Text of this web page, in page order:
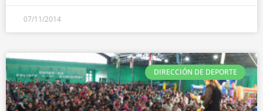
07/11/2014
DIRECCIÓN DE DEPORTE